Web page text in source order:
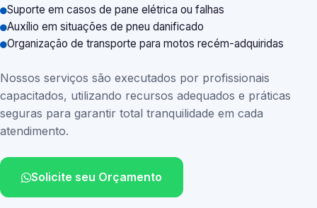
Suporte em casos de pane elétrica ou falhas
Auxílio em situações de pneu danificado
Organização de transporte para motos recém-adquiridas
Nossos serviços são executados por profissionais
capacitados, utilizando recursos adequados e práticas
seguras para garantir total tranquilidade em cada
atendimento.
Solicite seu Orçamento